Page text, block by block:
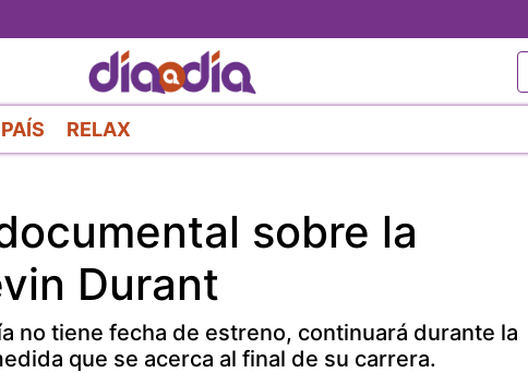
al
contenido
principal
RELAX
sobre la
Durant
no tiene fecha de estreno, continuará durante la
que se acerca al final de su carrera.